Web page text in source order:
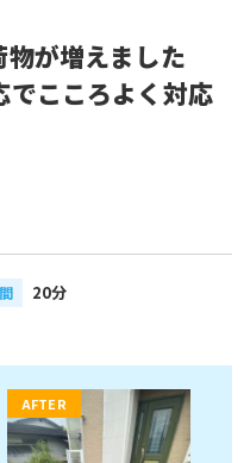
物が増えました
でこころよく対応
20分